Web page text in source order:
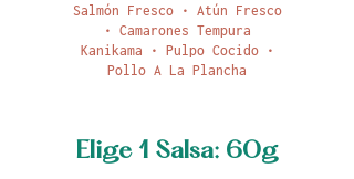
Salmón Fresco • Atún Fresco
• Camarones Tempura
Kanikama • Pulpo Cocido •
Pollo A La Plancha
Elige 1 Salsa: 60g